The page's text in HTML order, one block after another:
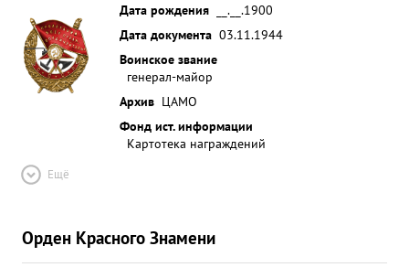
Дата рождения
__.__.1900
Дата документа 03.11.1944
Воинское звание
генерал-майор
Архив ЦАМО
Фонд ист. информации
Картотека награждений
Ещё
Орден Красного Знамени